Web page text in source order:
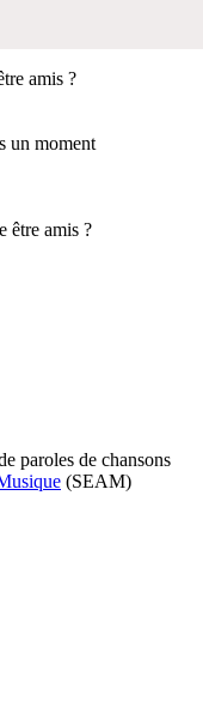
amis ?
un moment
être amis ?
paroles de chansons
(SEAM)